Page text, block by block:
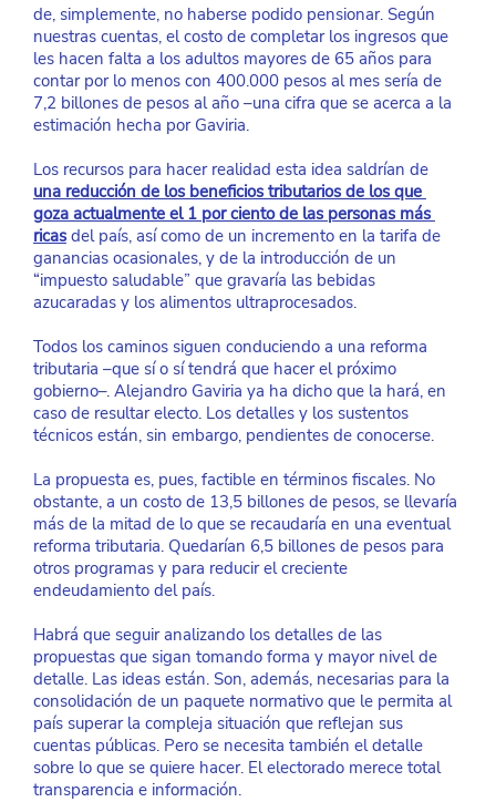
de, simplemente, no haberse podido pensionar. Según
nuestras cuentas, el costo de completar los ingresos que
les hacen falta a los adultos mayores de 65 años para
contar por lo menos con 400.000 pesos al mes sería de
7,2 billones de pesos al año –una cifra que se acerca a la
estimación hecha por Gaviria.
Los recursos para hacer realidad esta idea saldrían de
una reducción de los beneficios tributarios de los que
goza actualmente el 1 por ciento de las personas más
ricas del país, así como de un incremento en la tarifa de
ganancias ocasionales, y de la introducción de un
“impuesto saludable” que gravaría las bebidas
azucaradas y los alimentos ultraprocesados.
Todos los caminos siguen conduciendo a una reforma
tributaria –que sí o sí tendrá que hacer el próximo
gobierno–. Alejandro Gaviria ya ha dicho que la hará, en
caso de resultar electo. Los detalles y los sustentos
técnicos están, sin embargo, pendientes de conocerse.
La propuesta es, pues, factible en términos fiscales. No
obstante, a un costo de 13,5 billones de pesos, se llevaría
más de la mitad de lo que se recaudaría en una eventual
reforma tributaria. Quedarían 6,5 billones de pesos para
otros programas y para reducir el creciente
endeudamiento del país.
Habrá que seguir analizando los detalles de las
propuestas que sigan tomando forma y mayor nivel de
detalle. Las ideas están. Son, además, necesarias para la
consolidación de un paquete normativo que le permita al
país superar la compleja situación que reflejan sus
cuentas públicas. Pero se necesita también el detalle
sobre lo que se quiere hacer. El electorado merece total
transparencia e información.